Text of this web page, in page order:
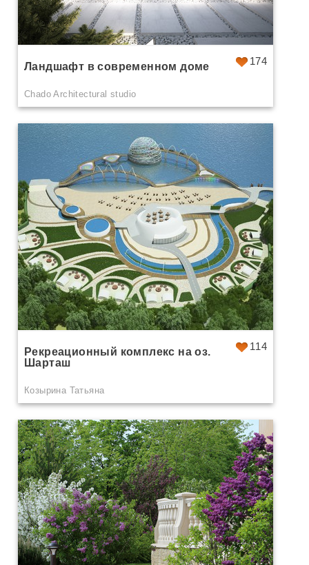
174
Ландшафт в современном доме
Chado Architectural studio
114
Рекреационный комплекс на оз.
Шарташ
Козырина Татьяна